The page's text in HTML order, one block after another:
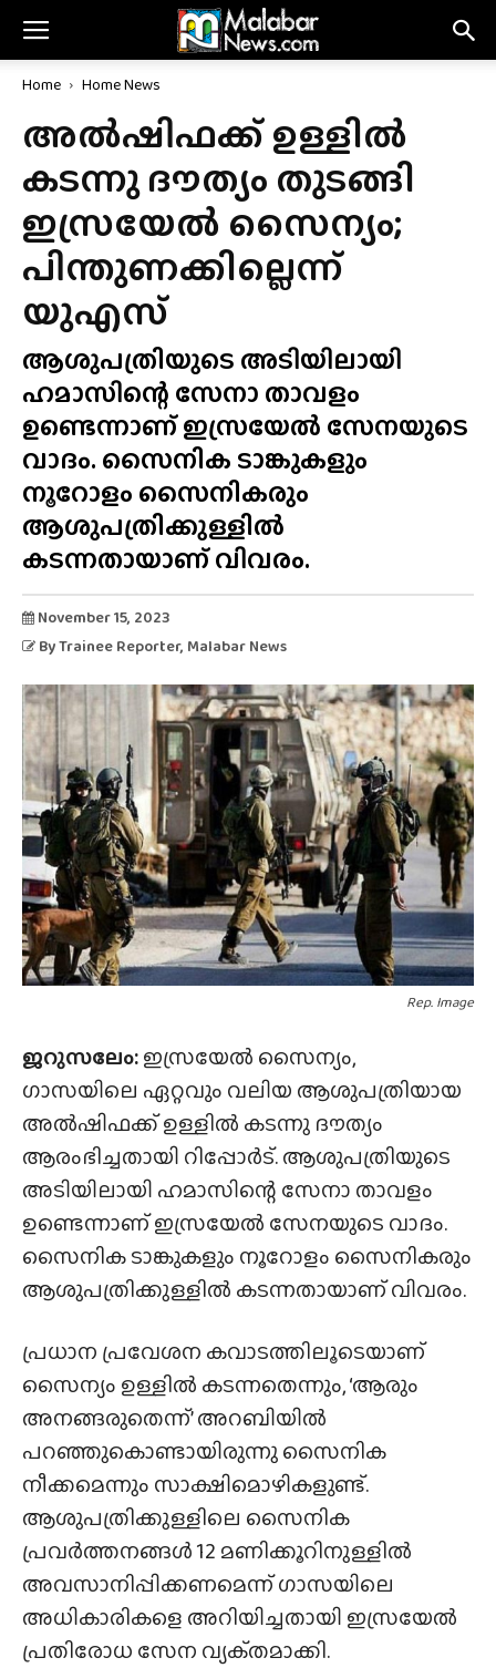
Home Home News
അൽഷിഫക്ക് ഉള്ളിൽ
കടന്നു ദൗത്യം തുടങ്ങി
ഇസ്രയേൽ സൈന്യം;
പിന്തുണക്കില്ലെന്ന്
യുഎസ്
ആശുപത്രിയുടെ അടിയിലായി
ഹമാസിന്റെ സേനാ താവളം
ഉണ്ടെന്നാണ് ഇസ്രയേൽ സേനയുടെ
വാദം. സൈനിക ടാങ്കുകളും
നൂറോളം സൈനികരും
ആശുപത്രിക്കുള്ളിൽ
കടന്നതായാണ് വിവരം.
November 15, 2023
ByTrainee Reporter, Malabar News
Rep. Image
ജറുസലേം:ഇസ്രയേൽ സൈന്യം,
ഗാസയിലെ ഏറ്റവും വലിയ ആശുപത്രിയായ
അൽഷിഫക്ക് ഉള്ളിൽ കടന്നു ദൗത്യം
ആരംഭിച്ചതായി റിപ്പോർട്. ആശുപത്രിയുടെ
അടിയിലായി ഹമാസിന്റെ സേനാ താവളം
ഉണ്ടെന്നാണ് ഇസ്രയേൽ സേനയുടെ വാദം.
സൈനിക ടാങ്കുകളും നൂറോളം സൈനികരും
ആശുപത്രിക്കുള്ളിൽ കടന്നതായാണ് വിവരം.
പ്രധാന പ്രവേശന കവാടത്തിലൂടെയാണ്
സൈന്യം ഉള്ളിൽ കടന്നതെന്നും, ‘ആരും
അനങ്ങരുതെന്ന്’ അറബിയിൽ
പറഞ്ഞുകൊണ്ടായിരുന്നു സൈനിക
നീക്കമെന്നും സാക്ഷിമൊഴികളുണ്ട്.
ആശുപത്രിക്കുള്ളിലെ സൈനിക
പ്രവർത്തനങ്ങൾ 12 മണിക്കൂറിനുള്ളിൽ
അവസാനിപ്പിക്കണമെന്ന് ഗാസയിലെ
അധികാരികളെ അറിയിച്ചതായി ഇസ്രയേൽ
പ്രതിരോധ സേന വ്യക്‌തമാക്കി.